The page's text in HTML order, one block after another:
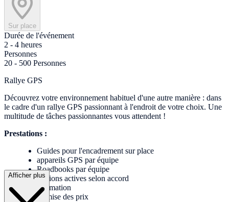
Sur place
Durée de l'événement
2 - 4 heures
Personnes
20 - 500 Personnes
Rallye GPS
Découvrez votre environnement habituel d'une autre manière : dans
le cadre d'un rallye GPS passionnant à l'endroit de votre choix. Une
multitude de tâches passionnantes vous attendent !
Prestations :
Guides pour l'encadrement sur place
appareils GPS par équipe
Roadbooks par équipe
Stations actives selon accord
Animation
Remise des prix
Afficher plus